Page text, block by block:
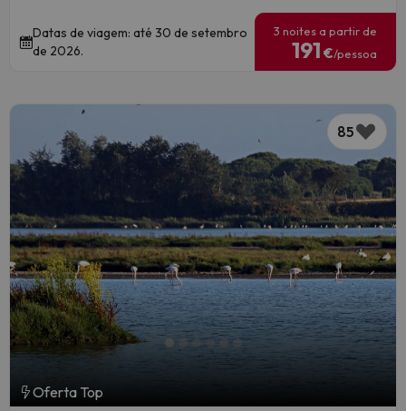
Datas de viagem: até 30 de setembro
de 2026.
3 noites a partir de
191 €/pessoa
85
Oferta Top